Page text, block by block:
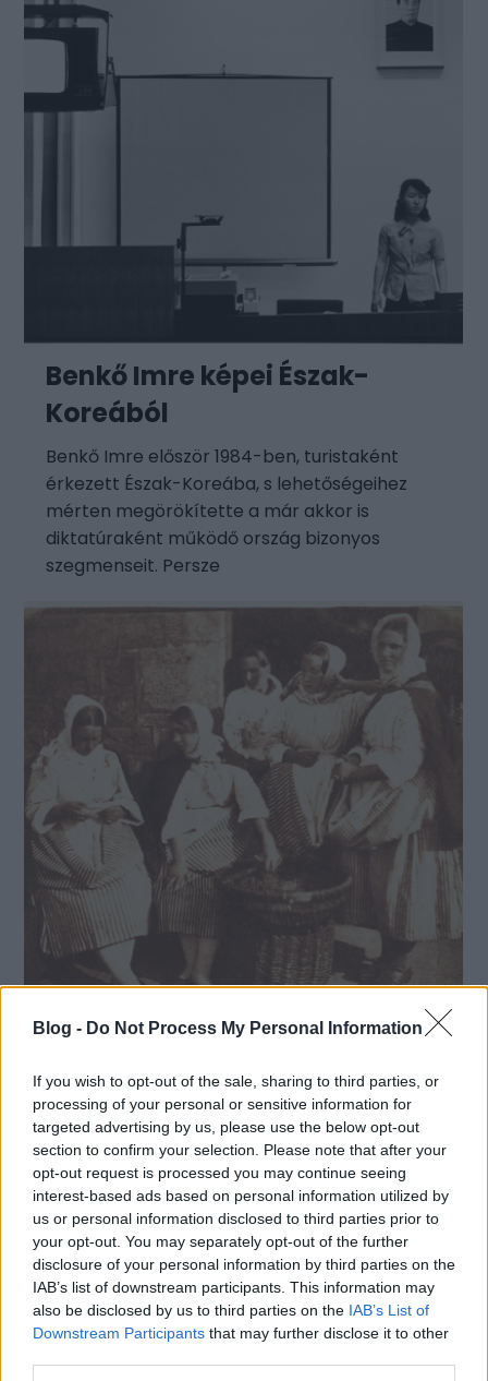
Blog - Do Not Process My Personal Information
If you wish to opt-out of the sale, sharing to third parties, or
processing of your personal or sensitive information for
targeted advertising by us, please use the below opt-out
section to confirm your selection. Please note that after your
opt-out request is processed you may continue seeing
interest-based ads based on personal information utilized by
us or personal information disclosed to third parties prior to
your opt-out. You may separately opt-out of the further
disclosure of your personal information by third parties on the
IAB’s list of downstream participants. This information may
also be disclosed by us to third parties on the IAB’s List of
Downstream Participants that may further disclose it to other
Benkő Imre képei Észak-
Koreából
Benkő Imre először 1984-ben, turistaként
érkezett Észak-Koreába, s lehetőségeihez
mérten megörökítette a már akkor is
diktatúraként működő ország bizonyos
szegmenseit. Persze
10 híres fotósorozat a
kezdetektől napjainkig – Ma
186 éves a fotográfia
Arago, fizikus és csillagász, valamint francia
képviselő nagy érdeklődést mutatott miután
Daguerre bemutatta neki találmányát, ő
pedig 1839. január 7-én bejelentette azt a
Francia